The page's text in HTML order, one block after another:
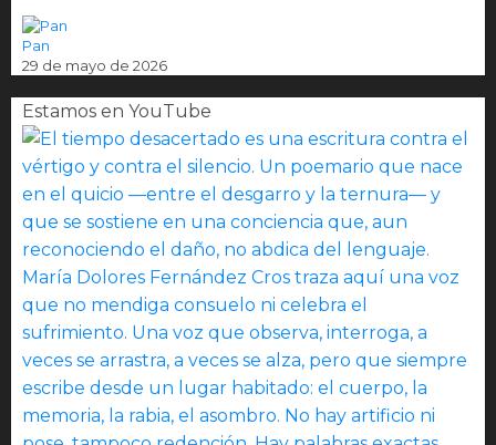
Pan
29 de mayo de 2026
Estamos en YouTube